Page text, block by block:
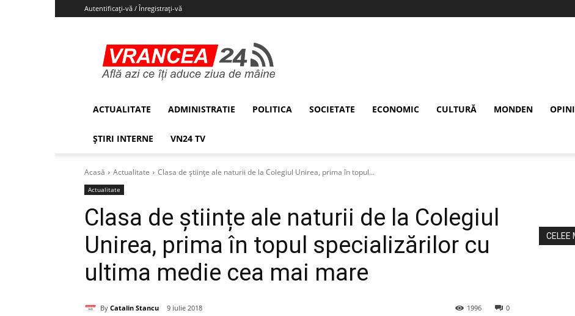
Autentificați-vă / Înregistrați-vă
ACTUALITATE ADMINISTRATIE POLITICA SOCIETATE ECONOMIC CULTURĂ MONDEN
ȘTIRI INTERNE VN24 TV
Acasă Actualitate Clasa de științe ale naturii de la Colegiul Unirea, prima în topul...
Actualitate
Clasa de științe ale naturii de la Colegiul
Unirea, prima în topul specializărilor cu
ultima medie cea mai mare
By Catalin Stancu 9 iulie 2018 0
1996
CELEE